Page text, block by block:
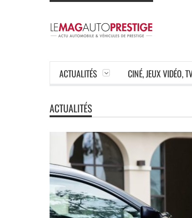
ACTUALITÉS CINÉ, JEUX VIDÉO,
ACTUALITÉS